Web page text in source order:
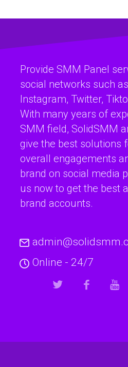
Provide SMM Panel
social networks such
Instagram, Twitter,
With many years of
SMM field, SolidSMM
give the best solutions
overall engagements
brand on social media
us now to get the best
brand accounts.
Online - 24/7